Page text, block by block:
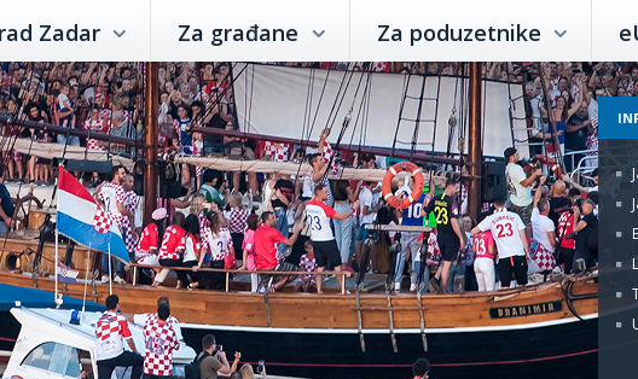
Zadar Za građane Za poduzetnike